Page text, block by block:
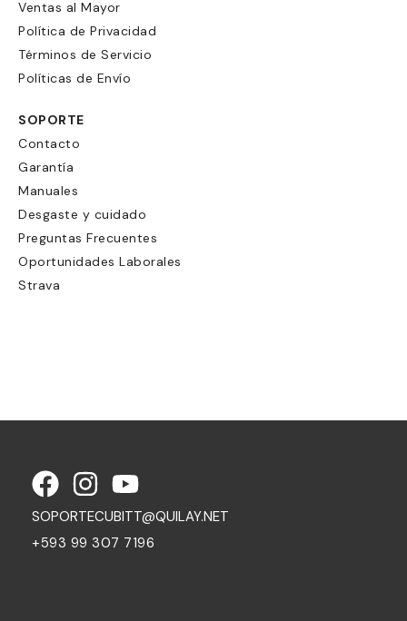
Ventas al Mayor
Política de Privacidad
Términos de Servicio
Políticas de Envío
SOPORTE
Contacto
Garantía
Manuales
Desgaste y cuidado
Preguntas Frecuentes
Oportunidades Laborales
Strava
SOPORTECUBITT@QUILAY.NET
+593 99 307 7196